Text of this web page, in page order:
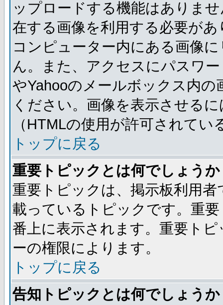
ップロードする機能はありま
在する画像を利用する必要が
コンピューター内にある画像
ん。また、アクセスにパスワ
やYahooのメールボックス内
ください。画像を表示させる
（HTMLの使用が許可されて
トップに戻る
重要トピックとは何でしょうか
重要トピックは、掲示板利用
載っているトピックです。重
番上に表示されます。重要ト
ーの権限によります。
トップに戻る
告知トピックとは何でしょうか